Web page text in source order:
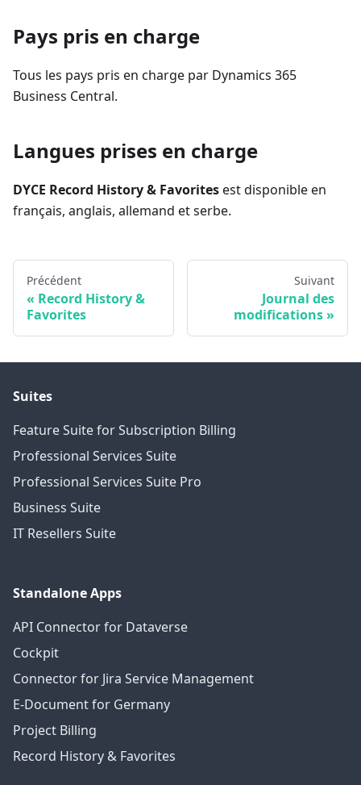
Pays pris en charge
Tous les pays pris en charge par Dynamics 365
Business Central.
Langues prises en charge
DYCE Record History & Favoritesest disponible en
français, anglais, allemand et serbe.
Précédent
Record History &
Favorites
Suivant
Journal des
modifications
Suites
Feature Suite for Subscription Billing
Professional Services Suite
Professional Services Suite Pro
Business Suite
IT Resellers Suite
Standalone Apps
API Connector for Dataverse
Cockpit
Connector for Jira Service Management
E-Document for Germany
Project Billing
Record History & Favorites